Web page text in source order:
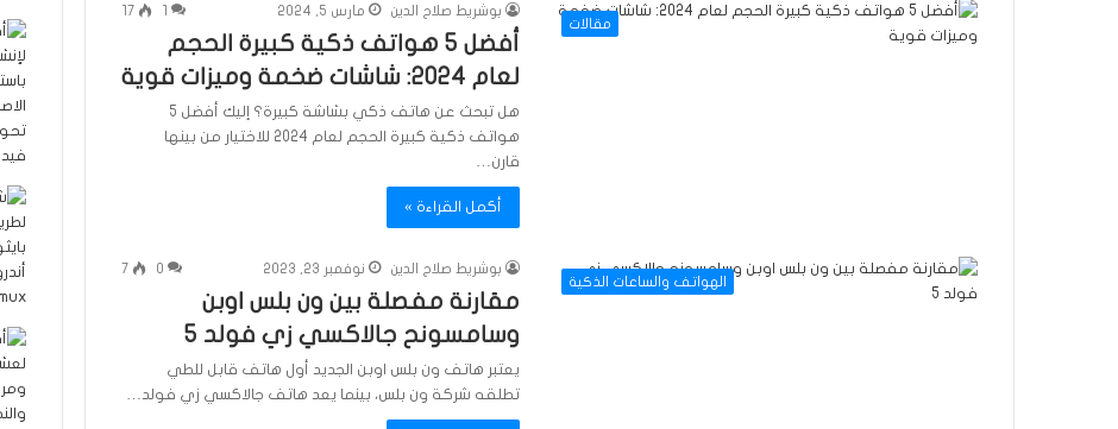
مقالات
بوشريط صلاح الدين مارس 5, 2024 1
17
أفضل 5 هواتف ذكية كبيرة الحجم
لعام 2024: شاشات ضخمة وميزات قوية
هل تبحث عن هاتف ذكي بشاشة كبيرة؟ إليك أفضل 5
هواتف ذكية كبيرة الحجم لعام 2024 للاختيار من بينها
قارن…
أكمل القراءة »
الهواتف والساعات الذكية
بوشريط صلاح الدين نوفمبر 23, 2023 0
7
مقارنة مفصلة بين ون بلس اوبن
وسامسونح جالاكسي زي فولد 5
يعتبر هاتف ون بلس اوبن الجديد أول هاتف قابل للطي
تطلقه شركة ون بلس، بينما يعد هاتف جالاكسي زي فولد…